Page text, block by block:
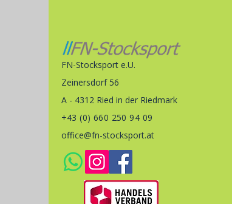
FN-Stocksport e.U.
Zeinersdorf 56
A - 4312 Ried in der Riedmark
+43 (0) 660 250 94 09
office@fn-stocksport.at